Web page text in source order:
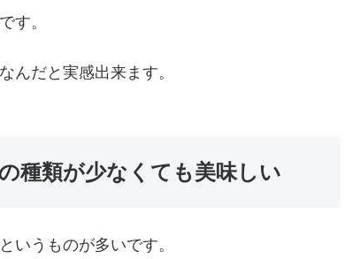
す。
んだと実感出来ます。
種類が少なくても美味しい
いうものが多いです。